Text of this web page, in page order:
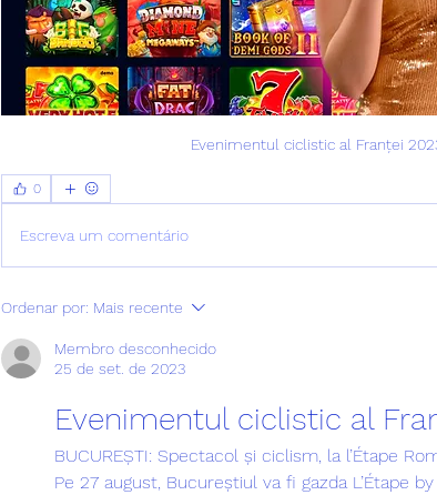
Evenimentul ciclistic al Franței
0
Escreva um comentário
Ordenar por: Mais recente
Membro desconhecido
25 de set. de 2023
Evenimentul ciclistic al
BUCUREȘTI: Spectacol și ciclism, la l’Étape
Pe 27 august, Bucureștiul va fi gazda L’Étape